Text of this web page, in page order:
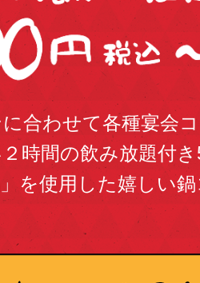
合わせて各種宴会
時間の飲み放題付
を使用した嬉しい